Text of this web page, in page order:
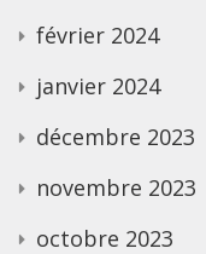
février 2024
janvier 2024
décembre 2023
novembre 2023
octobre 2023